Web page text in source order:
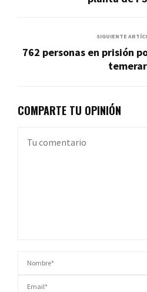
SIGUIENTE
762 personas en prisión
COMPARTE TU OPINIÓN